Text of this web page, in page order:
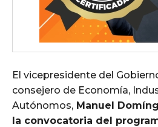
El vicepresidente del
consejero de Economía,
Autónomos, Manuel
la convocatoria del